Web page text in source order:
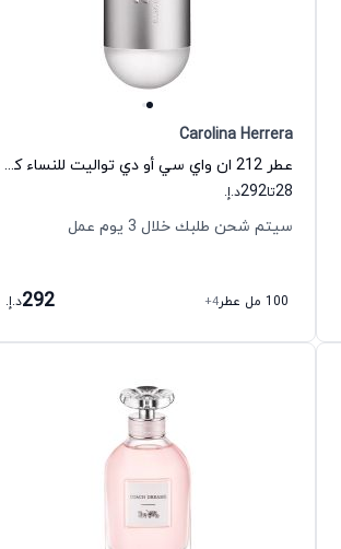
Carolina Herrera
عطر 212 ان واي سي أو دي تواليت للنساء كارولينا هيريرا
28تا292د.إ.
سيتم شحن طلبك خلال 3 يوم عمل
100 مل عطر +4
292د.إ.